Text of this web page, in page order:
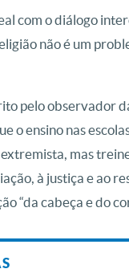
com o diálogo
não é um
pelo observador
o ensino nas
mas
à justiça e ao
“da cabeça e do